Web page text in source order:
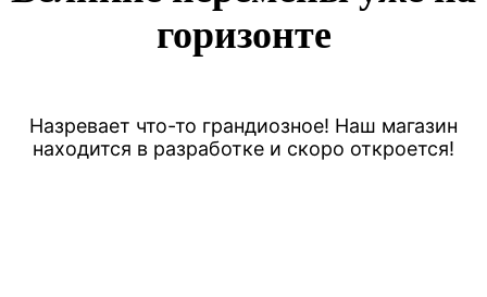
горизонте
Назревает что-то грандиозное! Наш магазин
находится в разработке и скоро откроется!